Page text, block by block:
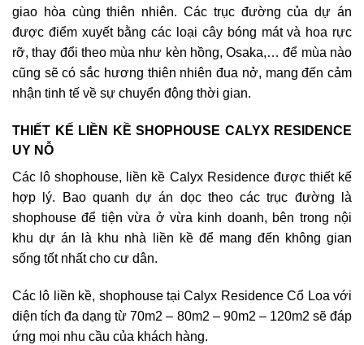
giao hòa cùng thiên nhiên. Các trục đường của dự án
được điểm xuyết bằng các loại cây bóng mát và hoa rực
rỡ, thay đổi theo mùa như kèn hồng, Osaka,… để mùa nào
cũng sẽ có sắc hương thiên nhiên đua nở, mang đến cảm
nhận tinh tế về sự chuyển động thời gian.
THIẾT KẾ LIỀN KỀ SHOPHOUSE CALYX RESIDENCE
UY NỖ
Các lô shophouse, liền kề Calyx Residence được thiết kế
hợp lý. Bao quanh dự án dọc theo các trục đường là
shophouse để tiện vừa ở vừa kinh doanh, bên trong nội
khu dự án là khu nhà liền kề để mang đến không gian
sống tốt nhất cho cư dân.
Các lô liền kề, shophouse tại Calyx Residence Cổ Loa với
diện tích đa dạng từ 70m2 – 80m2 – 90m2 – 120m2 sẽ đáp
ứng mọi nhu cầu của khách hàng.